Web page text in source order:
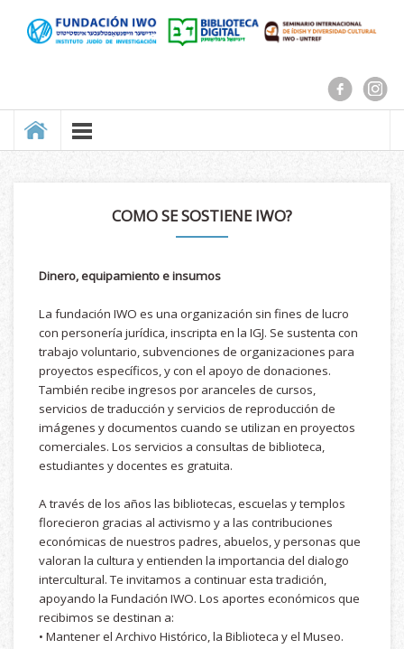
COMO SE SOSTIENE IWO?
Dinero, equipamiento e insumos
La fundación IWO es una organización sin fines de lucro
con personería jurídica, inscripta en la IGJ. Se sustenta con
trabajo voluntario, subvenciones de organizaciones para
proyectos específicos, y con el apoyo de donaciones.
También recibe ingresos por aranceles de cursos,
servicios de traducción y servicios de reproducción de
imágenes y documentos cuando se utilizan en proyectos
comerciales. Los servicios a consultas de biblioteca,
estudiantes y docentes es gratuita.
A través de los años las bibliotecas, escuelas y templos
florecieron gracias al activismo y a las contribuciones
económicas de nuestros padres, abuelos, y personas que
valoran la cultura y entienden la importancia del dialogo
intercultural. Te invitamos a continuar esta tradición,
apoyando la Fundación IWO. Los aportes económicos que
recibimos se destinan a:
• Mantener el Archivo Histórico, la Biblioteca y el Museo.